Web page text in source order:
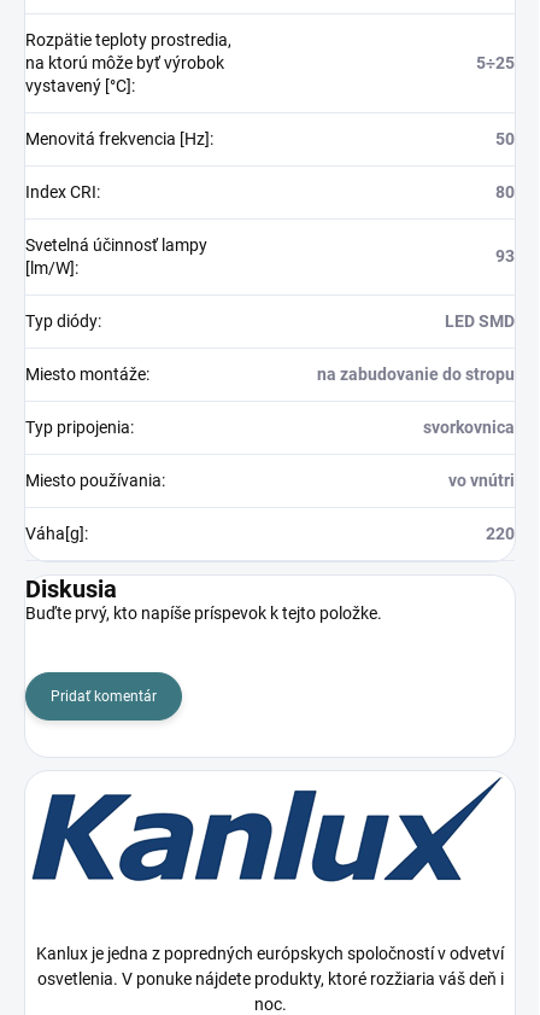
Rozpätie teploty prostredia,
na ktorú môže byť výrobok
vystavený [°C]:
5÷25
Menovitá frekvencia [Hz]: 50
Index CRI: 80
Svetelná účinnosť lampy
[lm/W]:
93
Typ diódy: LED SMD
Miesto montáže: na zabudovanie do stropu
Typ pripojenia: svorkovnica
Miesto používania: vo vnútri
Váha[g]: 220
Diskusia
Buďte prvý, kto napíše príspevok k tejto položke.
Pridať komentár
Kanlux je jedna z popredných európskych spoločností v odvetví
osvetlenia. V ponuke nájdete produkty, ktoré rozžiaria váš deň i
noc.